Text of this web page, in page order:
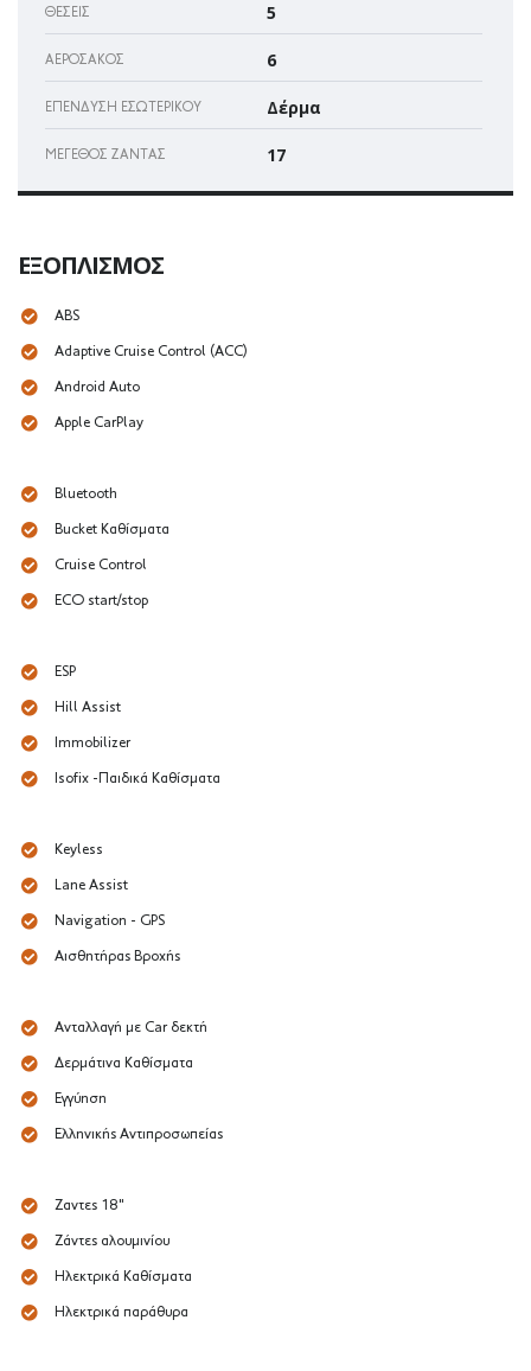
ΘΈΣΕΙΣ 5
ΑΕΡΌΣΑΚΌΣ 6
ΕΠΈΝΔΥΣΗ ΕΣΩΤΕΡΙΚΟΎ Δέρμα
ΜΈΓΕΘΟΣ ΖΆΝΤΑΣ 17
ΕΞΟΠΛΙΣΜΌΣ
ABS
Adaptive Cruise Control (ACC)
Android Auto
Apple CarPlay
Bluetooth
Bucket Καθίσματα
Cruise Control
ECO start/stop
ESP
Hill Assist
Immobilizer
Isofix -Παιδικά Καθίσματα
Keyless
Lane Assist
Navigation - GPS
Αισθητήρας Βροχής
Ανταλλαγή με Car δεκτή
Δερμάτινα Καθίσματα
Εγγύηση
Ελληνικής Αντιπροσωπείας
Ζαντες 18"
Ζάντες αλουμινίου
Ηλεκτρικά Καθίσματα
Ηλεκτρικά παράθυρα